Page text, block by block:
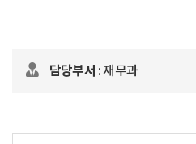
담당부서 : 재무과